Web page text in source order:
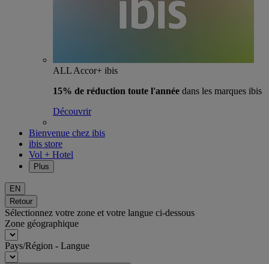
ALL Accor+ ibis
15% de réduction toute l'année dans les marques ibis
Découvrir
Bienvenue chez ibis
ibis store
Vol + Hotel
Plus
EN
Retour
Sélectionnez votre zone et votre langue ci-dessous
Zone géographique
Pays/Région - Langue